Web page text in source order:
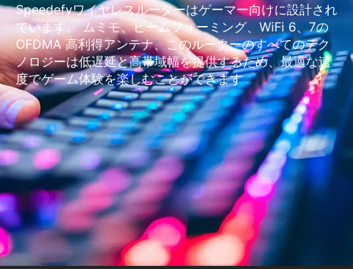
Speedefyワイヤレスルーターはゲーマー向けに設計され
ています。 ムミモ、ビームフォーミング、WiFi 6、7の
OFDMA 高利得アンテナ、このルーターのすべてのテク
ノロジーは低遅延と高帯域幅を提供するため、最適な速
度でゲーム体験を楽しむことができます